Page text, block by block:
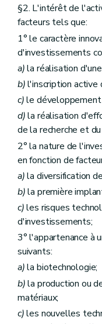
§2. L'intérêt de
facteurs tels que:
1° le caractère
d'investissements
a)la réalisation
b)l'inscription active
c)le
d)la réalisation
de la recherche et
2° la nature de
en fonction de
a)la diversification
b)la première
c)les risques
d'investissements;
3° l'appartenance à
suivants:
a)la biotechnologie;
b)la production ou
matériaux;
c)les nouvelles